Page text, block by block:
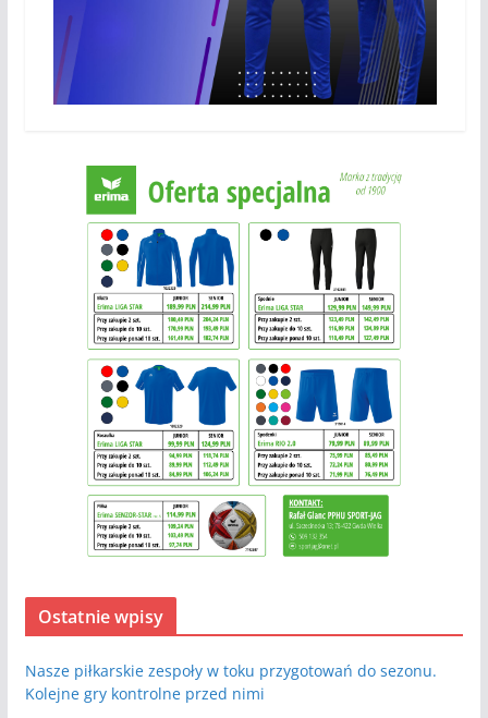
Ostatnie wpisy
Nasze piłkarskie zespoły w toku przygotowań do sezonu.
Kolejne gry kontrolne przed nimi